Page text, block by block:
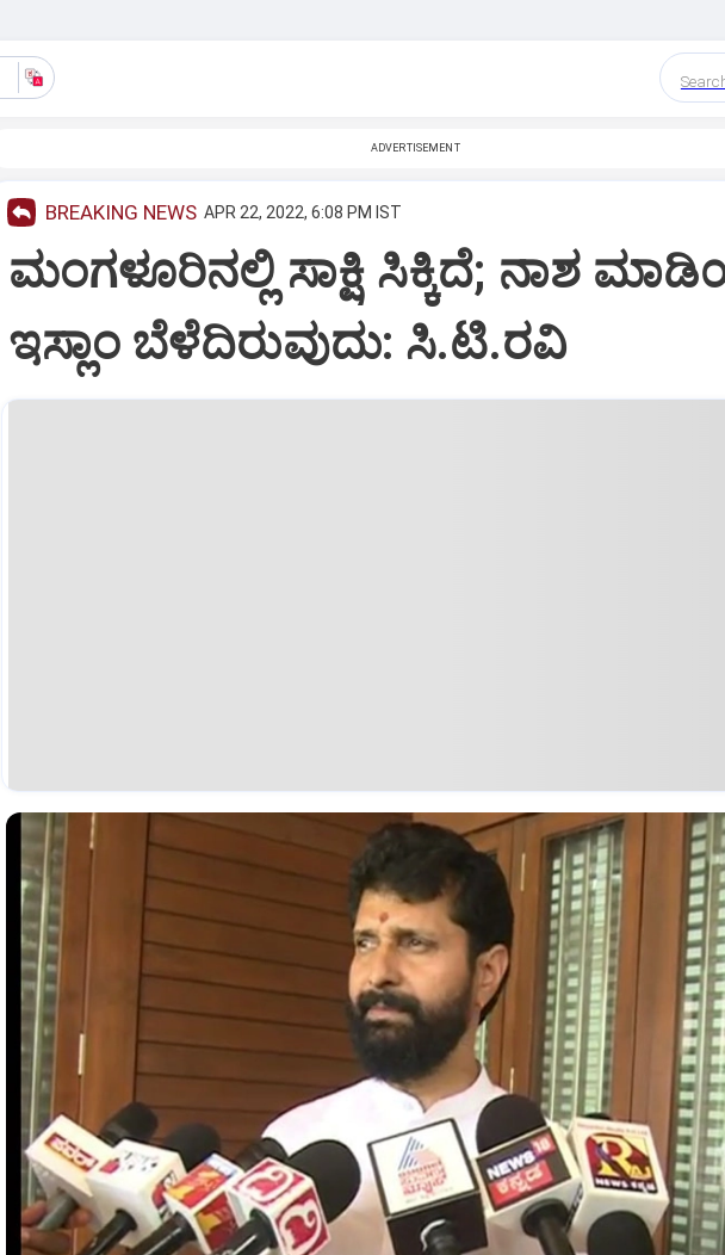
ADVERTISEMENT
BREAKING NEWS APR 22, 2022, 6:08 PM IST
ಮಂಗಳೂರಿನಲ್ಲಿ ಸಾಕ್ಷಿ ಸಿಕ್ಕಿದೆ; ನಾಶ
ಇಸ್ಲಾಂ ಬೆಳೆದಿರುವುದು: ಸಿ.ಟಿ.ರವಿ